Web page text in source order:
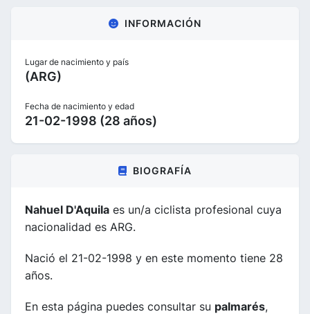
INFORMACIÓN
Lugar de nacimiento y país
(ARG)
Fecha de nacimiento y edad
21-02-1998 (28 años)
BIOGRAFÍA
Nahuel D'Aquila es un/a ciclista profesional cuya
nacionalidad es ARG.
Nació el 21-02-1998 y en este momento tiene 28
años.
En esta página puedes consultar su palmarés,